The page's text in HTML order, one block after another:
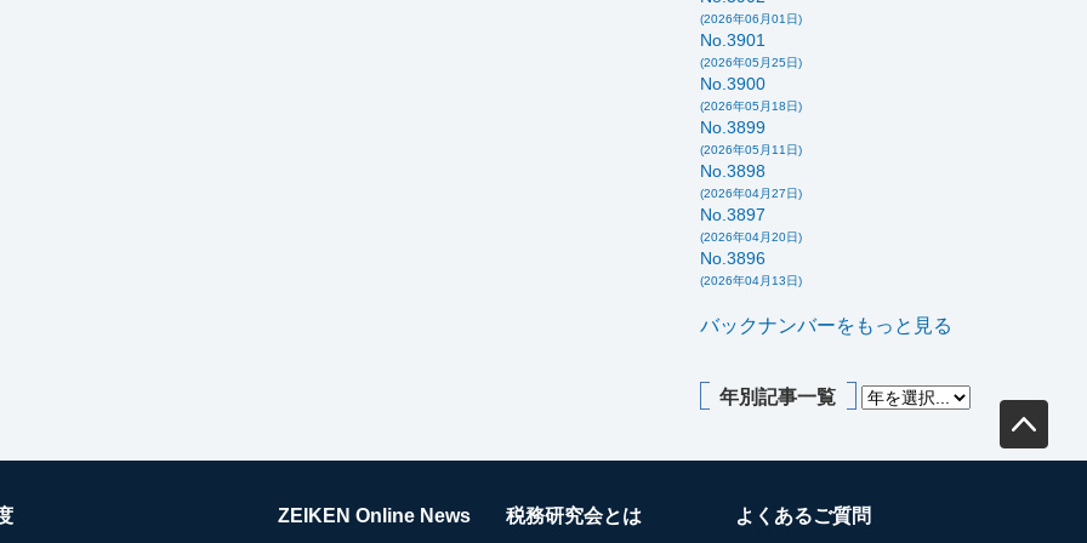
(2026年06月01日)
No.3901
(2026年05月25日)
No.3900
(2026年05月18日)
No.3899
(2026年05月11日)
No.3898
(2026年04月27日)
No.3897
(2026年04月20日)
No.3896
(2026年04月13日)
バックナンバーをもっと見る
年別記事一覧
ZEIKEN Online News 税務研究会とは よくあるご質問